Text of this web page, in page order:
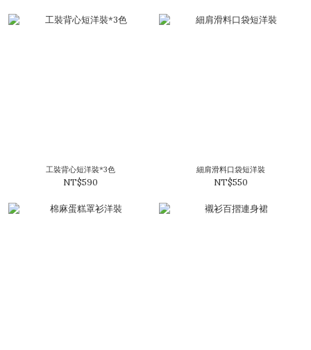
工裝背心短洋裝*3色
NT$590
細肩滑料口袋短洋裝
NT$550